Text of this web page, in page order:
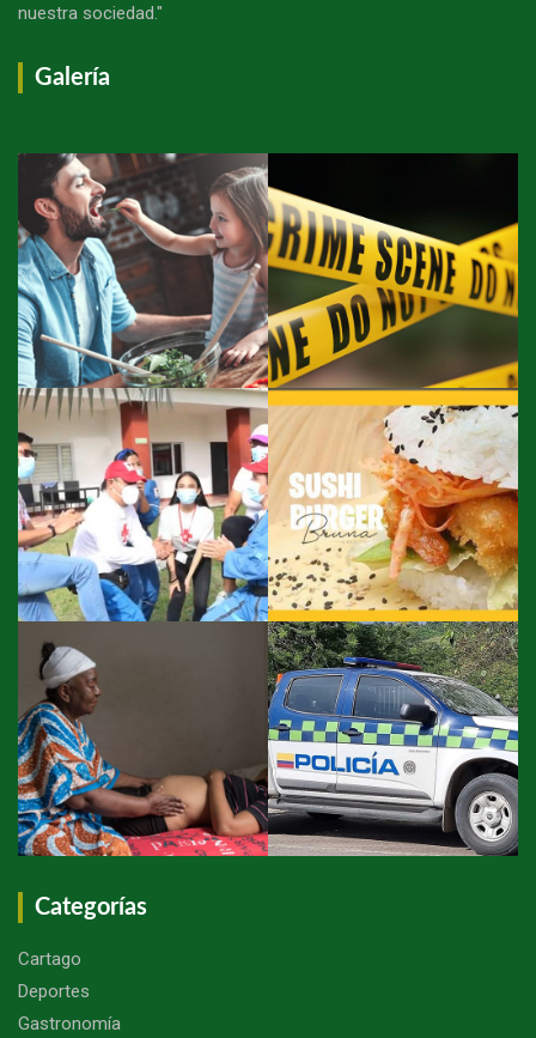
nuestra sociedad."
Galería
Categorías
Cartago
Deportes
Gastronomía